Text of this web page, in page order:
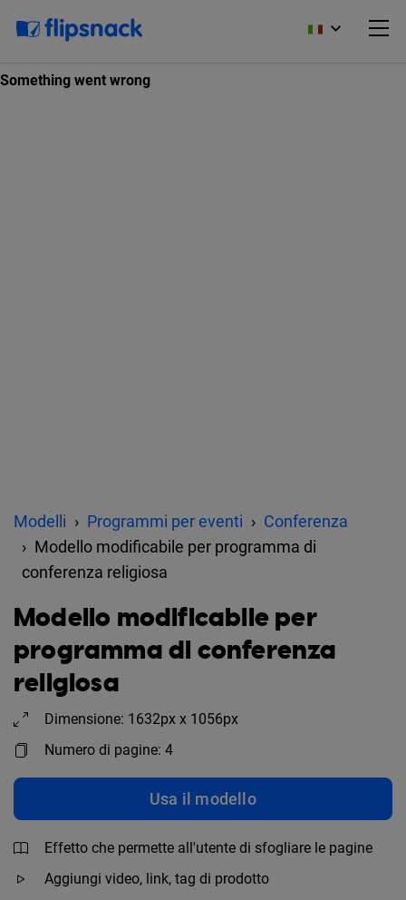
Modelli Programmi per eventi
Conferenza
Modello modificabile per programma di
conferenza religiosa
Modello modificabile per
programma di conferenza
religiosa
Dimensione: 1632px x 1056px
Numero di pagine: 4
Usa il modello
Effetto che permette all'utente di sfogliare le pagine
Aggiungi video, link, tag di prodotto